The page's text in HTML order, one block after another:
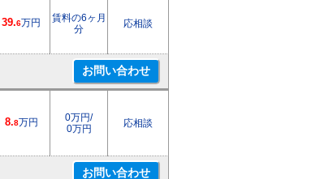
39.6万円
賃料の6ヶ月
分
応相談
8.8万円
0万円/
0万円
応相談